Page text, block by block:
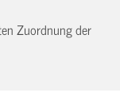
Zuordnung der